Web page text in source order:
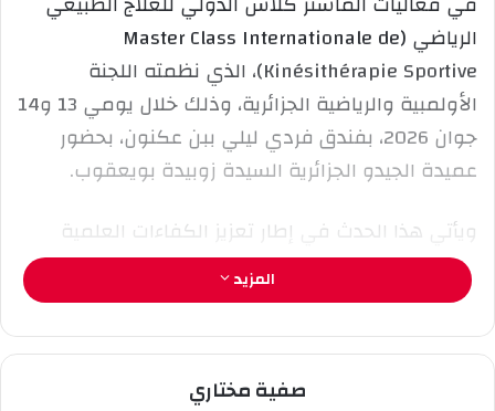
إ
ل
ك
ت
ر
و
ن
الرياضي (Master Class Internationale de
Kinésithérapie Sportive)، الذي نظمته اللجنة
الأولمبية والرياضية الجزائرية، وذلك خلال يومي 13 و14
جوان 2026، بفندق فردي ليلي ببن عكنون، بحضور
عميدة الجيدو الجزائرية السيدة زوبيدة بويعقوب.
ويأتي هذا الحدث في إطار تعزيز الكفاءات العلمية
والعملية في مجال الطب الرياضي والعلاج الطبيعي،
والمساهمة في تحسين التكفل الصحي بالرياضيين
وضمان سلامتهم والوقاية من الإصابات والرفع من
مستوى الأداء الرياضي .
المزيد
صفية مختاري